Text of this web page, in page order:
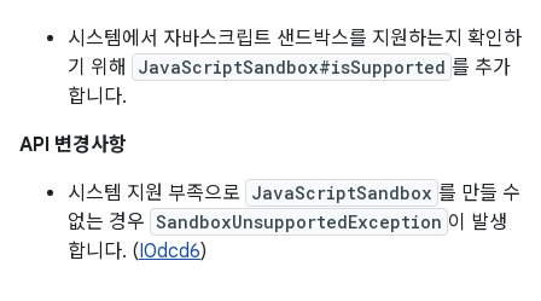
시스템에서 자바스크립트 샌드박스를 지원하는지 확인하
기 위해
JavaScriptSandbox#isSupported 를 추가
합니다.
API 변경사항
시스템 지원 부족으로 JavaScriptSandbox 를 만들 수
없는 경우 SandboxUnsupportedException 이 발생
합니다. (I0dcd6)